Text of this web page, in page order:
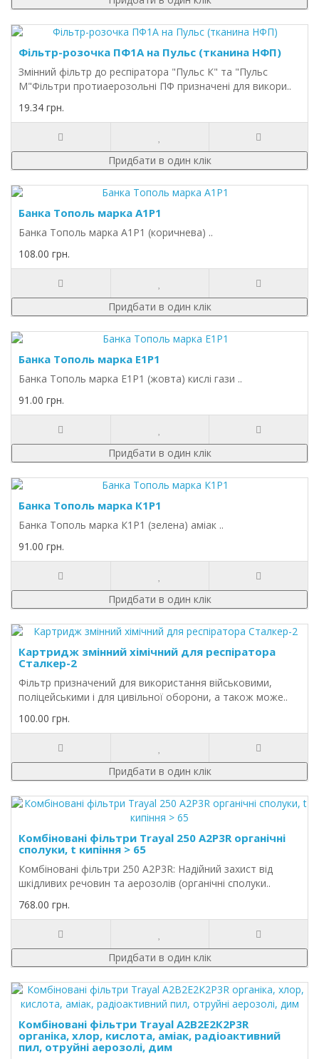
Фільтр-розочка ПФ1А на Пульс (тканина НФП)
Змінний фільтр до респіратора "Пульс К" та "Пульс
М"Фільтри протиаерозольні ПФ призначені для викори..
19.34 грн.
Придбати в один клік
Банка Тополь марка А1Р1
Банка Тополь марка А1Р1 (коричнева) ..
108.00 грн.
Придбати в один клік
Банка Тополь марка Е1Р1
Банка Тополь марка Е1Р1 (жовта) кислі гази ..
91.00 грн.
Придбати в один клік
Банка Тополь марка К1Р1
Банка Тополь марка К1Р1 (зелена) аміак ..
91.00 грн.
Придбати в один клік
Картридж змінний хімічний для респіратора
Сталкер-2
Фільтр призначений для використання військовими,
поліцейськими і для цивільної оборони, а також може..
100.00 грн.
Придбати в один клік
Комбіновані фільтри Trayal 250 А2P3R органічні
сполуки, t кипіння > 65
Комбіновані фільтри 250 А2P3R: Надійний захист від
шкідливих речовин та аерозолів (органічні сполуки..
768.00 грн.
Придбати в один клік
Комбіновані фільтри Trayal А2В2Е2К2P3R
органіка, хлор, кислота, аміак, радіоактивний
пил, отруйні аерозолі, дим